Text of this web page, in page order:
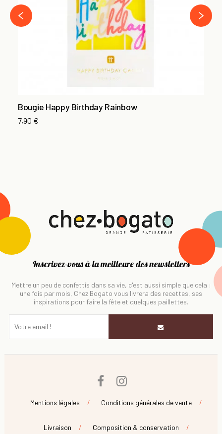
Bougie Happy Birthday Rainbow
7,90 €
‹
›
Inscrivez-vous à la meilleure des newsletters
Mettre un peu de confettis dans sa vie, c'est aussi simple que cela :
une fois par mois, Chez Bogato vous livrera des recettes, ses
inspirations pour faire la fête et quelques paillettes.
Facebook
Mentions légales Conditions générales de vente
Livraison Composition & conservation